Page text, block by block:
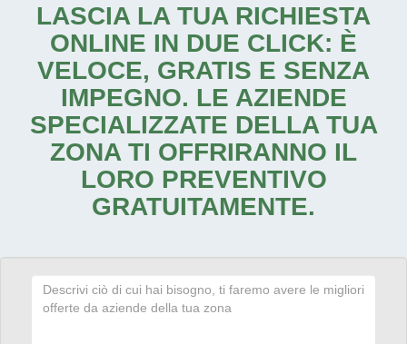
LASCIA LA TUA RICHIESTA
ONLINE IN DUE CLICK: È
VELOCE, GRATIS E SENZA
IMPEGNO. LE AZIENDE
SPECIALIZZATE DELLA TUA
ZONA TI OFFRIRANNO IL
LORO PREVENTIVO
GRATUITAMENTE.